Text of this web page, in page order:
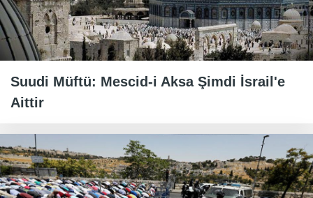
Suudi Müftü: Mescid-i Aksa Şimdi İsrail'e
Aittir